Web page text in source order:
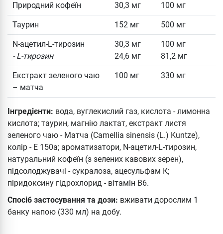
Природний кофеїн 30,3 мг 100 мг
Таурин 152 мг 500 мг
N-ацетил-L-тирозин
- L-тирозин
30,3 мг
24,6 мг
100 мг
81,2 мг
Екстракт зеленого чаю
– матча
100 мг 330 мг
Інгредієнти: вода, вуглекислий газ, кислота - лимонна
кислота; таурин, магнію лактат, екстракт листя
зеленого чаю - Матча (Camellia sinensis (L.) Kuntze),
колір - Е 150а; ароматизатори, N-ацетил-L-тирозин,
натуральний кофеїн (з зелених кавових зерен),
підсолоджувачі - сукралоза, ацесульфам К;
піридоксину гідрохлорид - вітамін В6.
Спосіб застосування та дози: вживати дорослим 1
банку напою (330 мл) на добу.